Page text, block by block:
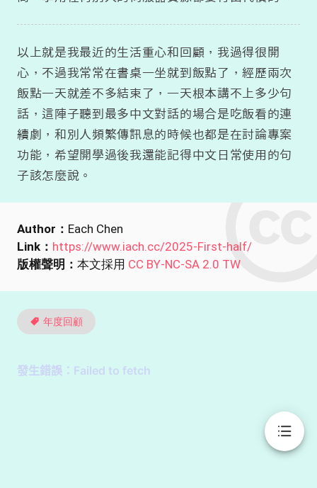
以上就是我最近的生活重心和回顧，我過得很開
心，不過我常常在書桌一坐就到飯點了，經歷兩次
飯點一天就差不多結束了，一天根本講不上多少句
話，這陣子聽到最多中文對話的場合是吃飯看的連
續劇，和別人頻繁傳訊息的時候也都是在討論專案
功能，希望開學過後我還能記得中文日常使用的句
子該怎麼說。
Author： Each Chen
Link： https://www.iach.cc/2025-First-half/
版權聲明： 本文採用 CC BY-NC-SA 2.0 TW
年度回顧